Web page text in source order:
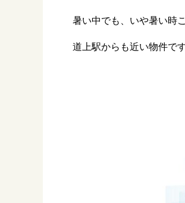
暑い中でも、いや暑い時
道上駅からも近い物件で